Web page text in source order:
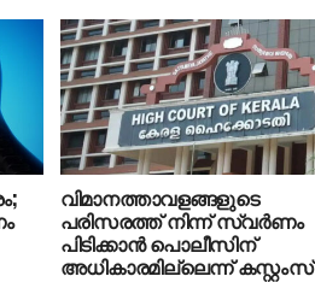
വിമാനത്താവളങ്ങളുടെ
പരിസരത്ത് നിന്ന് സ്വര്‍ണം
പിടിക്കാന്‍ പൊലീസിന്
അധികാരമില്ലെന്ന് കസ്റ്റംസ്